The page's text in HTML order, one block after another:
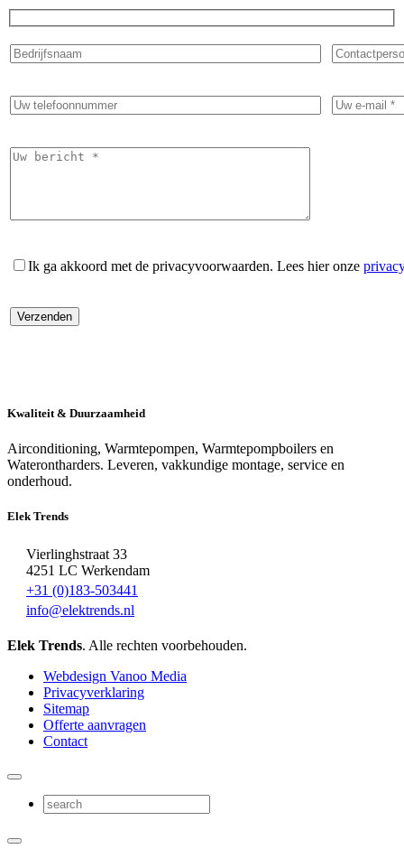
Ik ga akkoord met de privacyvoorwaarden. Lees hier onze
Kwaliteit & Duurzaamheid
Airconditioning, Warmtepompen, Warmtepompboilers en
Waterontharders. Leveren, vakkundige montage, service en
onderhoud.
Elek Trends
Vierlinghstraat 33
4251 LC Werkendam
+31 (0)183-503441
info@elektrends.nl
Elek Trends. Alle rechten voorbehouden.
Webdesign Vanoo Media
Privacyverklaring
Sitemap
Offerte aanvragen
Contact